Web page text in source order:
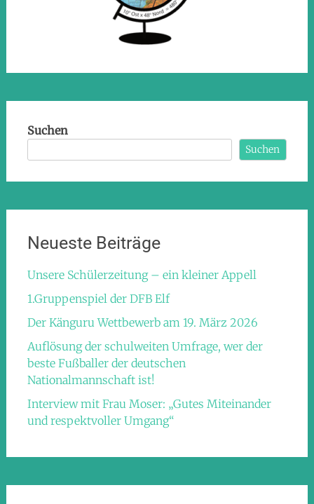
Suchen
Suchen
Neueste Beiträge
Unsere Schülerzeitung – ein kleiner Appell
1.Gruppenspiel der DFB Elf
Der Känguru Wettbewerb am 19. März 2026
Auflösung der schulweiten Umfrage, wer der
beste Fußballer der deutschen
Nationalmannschaft ist!
Interview mit Frau Moser: „Gutes Miteinander
und respektvoller Umgang“